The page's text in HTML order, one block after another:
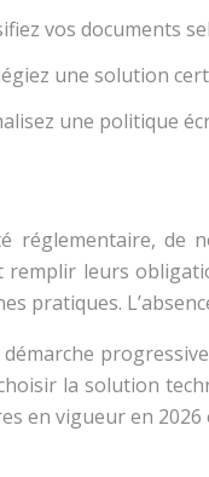
vos documents
une solution
une politique
réglementaire, de
leurs
pratiques.
la solution
en vigueur en